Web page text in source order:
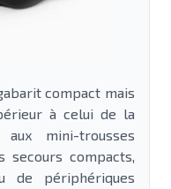
compact mais
à celui de la
mini-trousses
secours compacts,
de périphériques